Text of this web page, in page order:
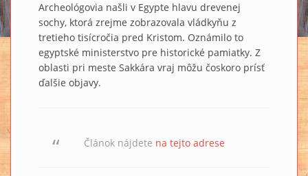
Archeológovia našli v Egypte hlavu drevenej
sochy, ktorá zrejme zobrazovala vládkyňu z
tretieho tisícročia pred Kristom. Oznámilo to
egyptské ministerstvo pre historické pamiatky. Z
oblasti pri meste Sakkára vraj môžu čoskoro prísť
ďalšie objavy.
Článok nájdete na tejto adrese